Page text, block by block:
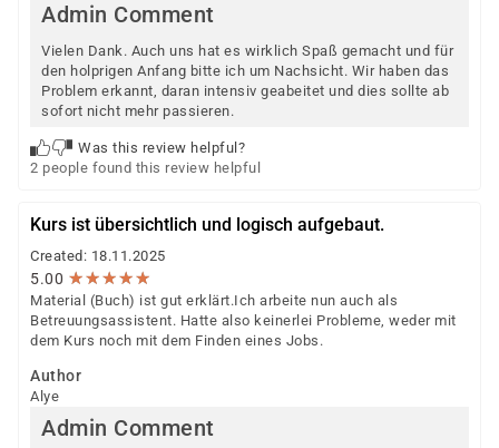
Admin Comment
Vielen Dank. Auch uns hat es wirklich Spaß gemacht und für
den holprigen Anfang bitte ich um Nachsicht. Wir haben das
Problem erkannt, daran intensiv geabeitet und dies sollte ab
sofort nicht mehr passieren.
Was this review helpful?
2 people found this review helpful
Kurs ist übersichtlich und logisch aufgebaut.
Created: 18.11.2025
5.00 ★★★★★
★★★★★
Material (Buch) ist gut erklärt.Ich arbeite nun auch als
Betreuungsassistent. Hatte also keinerlei Probleme, weder mit
dem Kurs noch mit dem Finden eines Jobs.
Author
Alye
Admin Comment